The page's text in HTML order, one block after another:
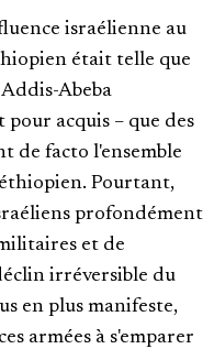
israélienne au
était telle que
Abeba
acquis – que des
de facto l'ensemble
Pourtant,
profondément
et de
irréversible du
en plus manifeste,
armées à s'emparer